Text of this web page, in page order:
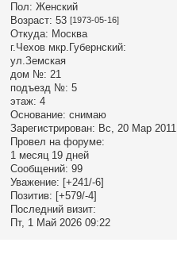
Пол: Женский
Возраст: 53 [1973-05-16]
Откуда: Москва
г.Чехов мкр.Губернский:
ул.Земская
дом №: 21
подъезд №: 5
этаж: 4
Основание: снимаю
Зарегистрирован: Вс, 20 Мар 2011
Провел на форуме:
1 месяц 19 дней
Сообщений: 99
Уважение: [+241/-6]
Позитив: [+579/-4]
Последний визит:
Пт, 1 Май 2026 09:22